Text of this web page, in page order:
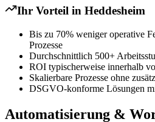
Ihr Vorteil in Heddesheim
Bis zu 70% weniger operative
Prozesse
Durchschnittlich 500+
ROI typischerweise innerhalb
Skalierbare Prozesse ohne
DSGVO-konforme Lösungen
Automatisierung &